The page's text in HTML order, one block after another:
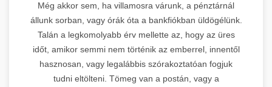
Még akkor sem, ha villamosra várunk, a pénztárnál
állunk sorban, vagy órák óta a bankfiókban üldögélünk.
Talán a legkomolyabb érv mellette az, hogy az üres
időt, amikor semmi nem történik az emberrel, innentől
hasznosan, vagy legalábbis szórakoztatóan fogjuk
tudni eltölteni. Tömeg van a postán, vagy a